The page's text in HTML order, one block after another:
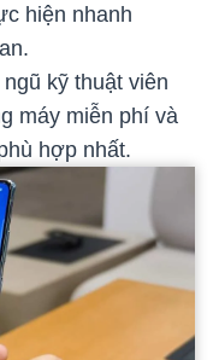
hiện nhanh
kỹ thuật viên
máy miễn phí và
hợp nhất.